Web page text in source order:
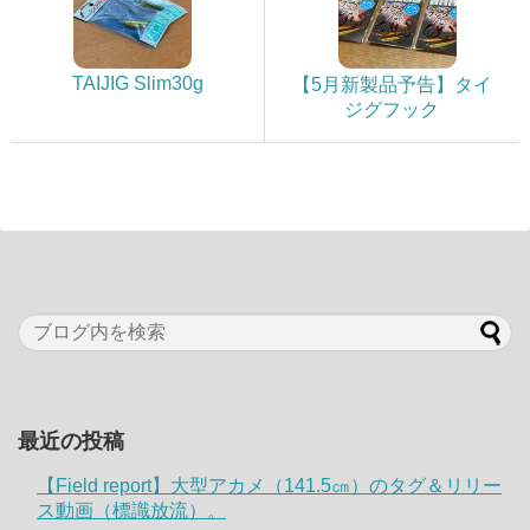
TAIJIG Slim30g
【5月新製品予告】タイ
ジグフック
最近の投稿
【Field report】大型アカメ（141.5㎝）のタグ＆リリー
ス動画（標識放流）。